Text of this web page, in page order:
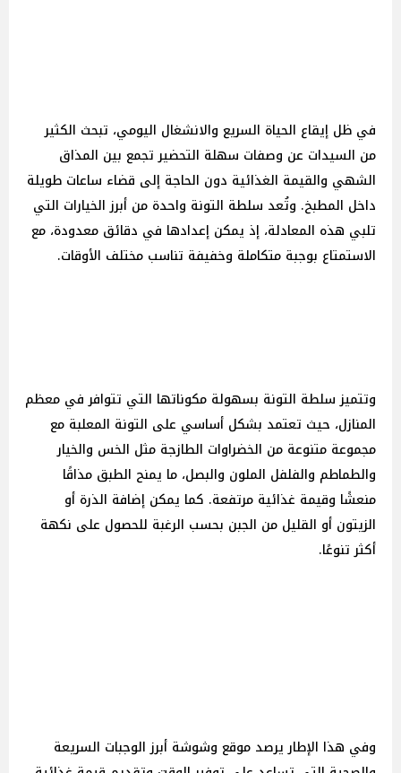
في ظل إيقاع الحياة السريع والانشغال اليومي، تبحث الكثير
من السيدات عن وصفات سهلة التحضير تجمع بين المذاق
الشهي والقيمة الغذائية دون الحاجة إلى قضاء ساعات طويلة
داخل المطبخ. وتُعد سلطة التونة واحدة من أبرز الخيارات التي
تلبي هذه المعادلة، إذ يمكن إعدادها في دقائق معدودة، مع
الاستمتاع بوجبة متكاملة وخفيفة تناسب مختلف الأوقات.
وتتميز سلطة التونة بسهولة مكوناتها التي تتوافر في معظم
المنازل، حيث تعتمد بشكل أساسي على التونة المعلبة مع
مجموعة متنوعة من الخضراوات الطازجة مثل الخس والخيار
والطماطم والفلفل الملون والبصل، ما يمنح الطبق مذاقًا
منعشًا وقيمة غذائية مرتفعة. كما يمكن إضافة الذرة أو
الزيتون أو القليل من الجبن بحسب الرغبة للحصول على نكهة
أكثر تنوعًا.
وفي هذا الإطار يرصد موقع وشوشة أبرز الوجبات السريعة